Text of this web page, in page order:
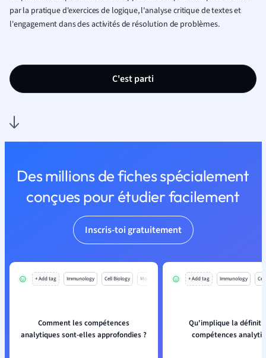
par la pratique d'exercices de logique, l'analyse critique de textes et
l'engagement dans des activités de résolution de problèmes.
C'est parti
Des millions de fiches spécialement
conçues pour étudier facilement
Inscris-toi gratuitement
+ Add tag Immunology Cell Biology Mo
Comment les compétences
analytiques sont-elles approfondies ?
+ Add tag Immunology
Qu'implique la
compétences